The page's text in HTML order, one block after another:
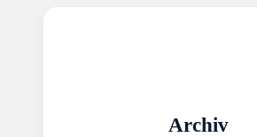
Archiv